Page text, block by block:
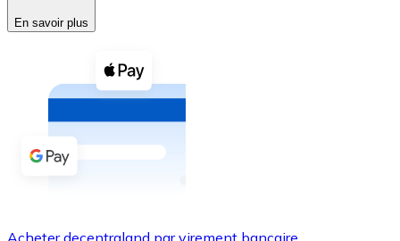
Coupons crypto
Acheter avec espèces
Virement SEPA
Ajoutez des fonds à votre compte Bitnovo ou
En savoir plus
Acheter decentraland par virement bancaire